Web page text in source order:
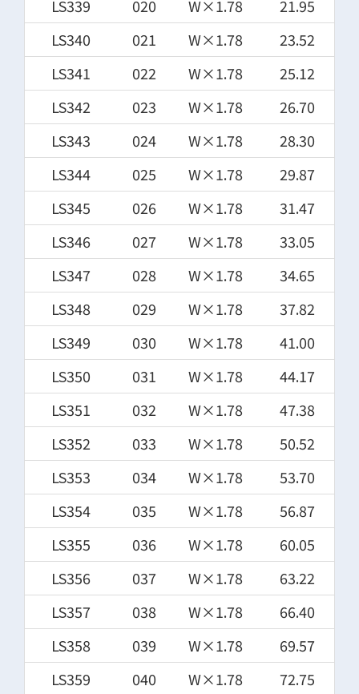
LS339
020 W×1.78
21.95
LS340
021 W×1.78
23.52
LS341
022 W×1.78
25.12
LS342
023 W×1.78
26.70
LS343
024 W×1.78
28.30
LS344
025 W×1.78
29.87
LS345
026 W×1.78
31.47
LS346
027 W×1.78
33.05
LS347
028 W×1.78
34.65
LS348
029 W×1.78
37.82
LS349
030 W×1.78
41.00
LS350
031 W×1.78
44.17
LS351
032 W×1.78
47.38
LS352
033 W×1.78
50.52
LS353
034 W×1.78
53.70
LS354
035 W×1.78
56.87
LS355
036 W×1.78
60.05
LS356
037 W×1.78
63.22
LS357
038 W×1.78
66.40
LS358
039 W×1.78
69.57
LS359
040 W×1.78
72.75